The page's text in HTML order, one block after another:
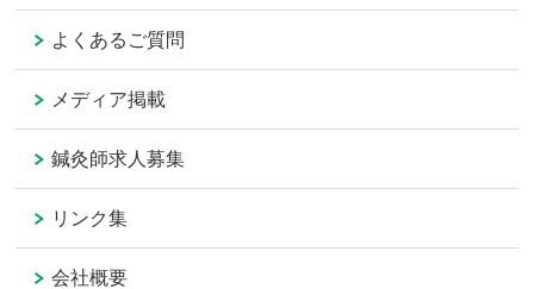
よくあるご質問
メディア掲載
鍼灸師求人募集
リンク集
会社概要